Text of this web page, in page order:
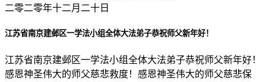
二零二零年十二月二十日
江苏省南京建邺区一学法小组全体大法弟子恭祝师父新年好！
江苏省南京建邺区一学法小组全体大法弟子恭祝师父新年好！
感恩神圣伟大的师父慈悲救度！感恩神圣伟大的师父慈悲保